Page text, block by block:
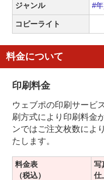
ジャンル #
コピーライト
料金について
印刷料金
ウェブポの印刷サービ
刷方式により印刷料金
ンではご注文枚数によ
たします。
料金表
（税込）
写
仕